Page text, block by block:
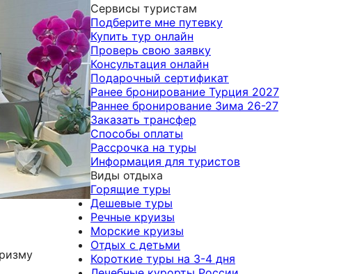
Сервисы туристам
Подберите мне путевку
Купить тур онлайн
Проверь свою заявку
Консультация онлайн
Подарочный сертификат
Ранее бронирование Турция 2027
Раннее бронирование Зима 26-27
Заказать трансфер
Способы оплаты
Рассрочка на туры
Информация для туристов
Виды отдыха
Горящие туры
Дешевые туры
Речные круизы
Морские круизы
Отдых с детьми
Короткие туры на 3-4 дня